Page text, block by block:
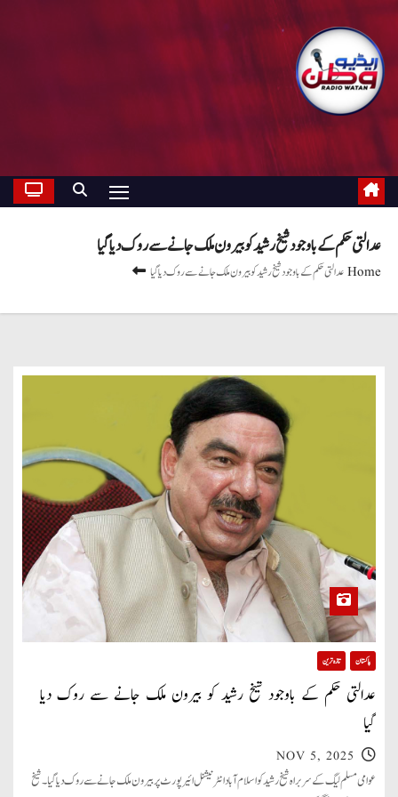
عدالتی حکم کے باوجود شیخ رشید کو بیرون ملک جانے سے روک دیا گیا
Homeعدالتی حکم کے باوجود شیخ رشید کو بیرون ملک جانے سے روک دیا گیا
پاکستان تازہ ترین
عدالتی حکم کے باوجود شیخ رشید کو بیرون ملک جانے سے روک دیا
گیا
NOV 5, 2025
عوامی مسلم لیگ کے سربراہ شیخ رشید کو اسلام آباد انٹرنیشنل ائیرپورٹ پر بیرون ملک جانے سے روک دیا گیا۔ شیخ